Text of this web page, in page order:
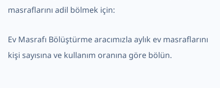
masraflarını adil bölmek için:
Ev Masrafı Bölüştürmearacımızla aylık ev masraflarını
kişi sayısına ve kullanım oranına göre bölün.